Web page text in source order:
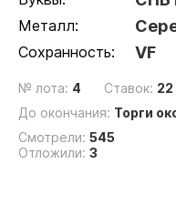
Металл:
Сохранность: VF
№ лота: 4 Ставок:
До окончания: Торги
Смотрели: 545
Отложили: 3